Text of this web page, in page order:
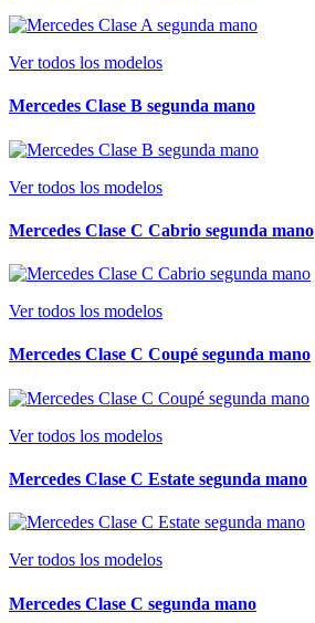
Ver todos los modelos
Mercedes Clase B segunda mano
Ver todos los modelos
Mercedes Clase C Cabrio segunda mano
Ver todos los modelos
Mercedes Clase C Coupé segunda mano
Ver todos los modelos
Mercedes Clase C Estate segunda mano
Ver todos los modelos
Mercedes Clase C segunda mano